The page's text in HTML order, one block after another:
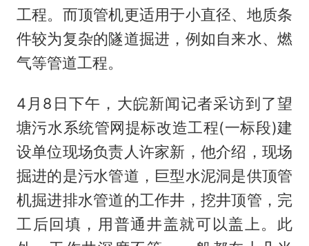
工程。而顶管机更适用于小直径、地质条
件较为复杂的隧道掘进，例如自来水、燃
气等管道工程。
4月8日下午，大皖新闻记者采访到了望
塘污水系统管网提标改造工程(一标段)建
设单位现场负责人许家新，他介绍，现场
掘进的是污水管道，巨型水泥洞是供顶管
机掘进排水管道的工作井，挖井顶管，完
工后回填，用普通井盖就可以盖上。此